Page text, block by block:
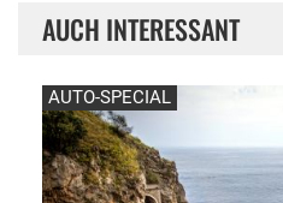
AUCH INTERESSANT
AUTO-SPECIAL